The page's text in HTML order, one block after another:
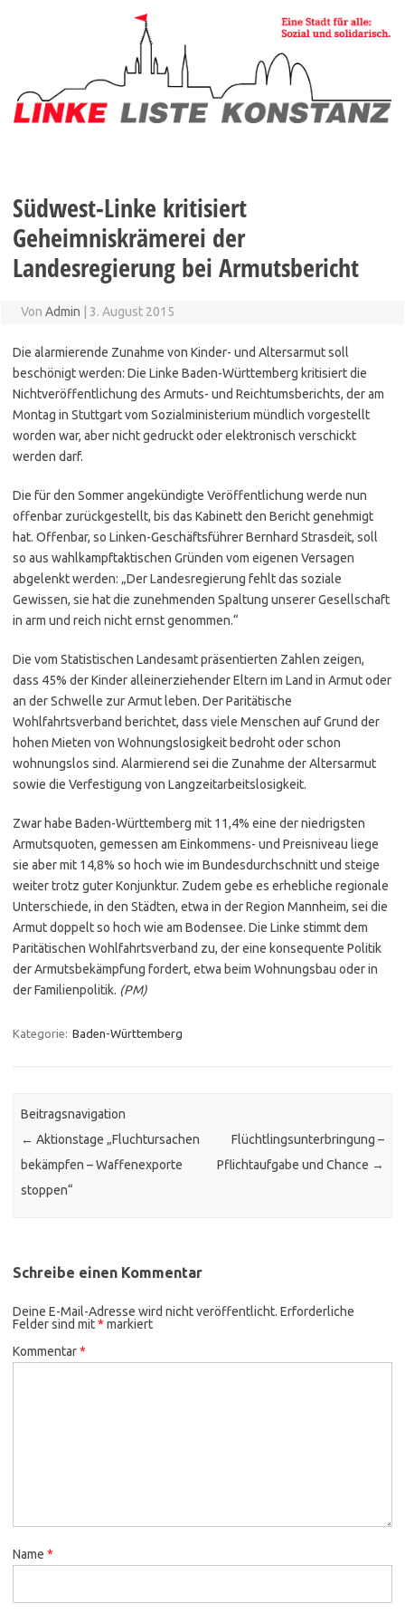
Südwest-Linke kritisiert
Geheimniskrämerei der
Landesregierung bei Armutsbericht
Von Admin 3. August 2015
Die alarmierende Zunahme von Kinder- und Altersarmut soll
beschönigt werden: Die Linke Baden-Württemberg kritisiert die
Nichtveröffentlichung des Armuts- und Reichtumsberichts, der am
Montag in Stuttgart vom Sozialministerium mündlich vorgestellt
worden war, aber nicht gedruckt oder elektronisch verschickt
werden darf.
Die für den Sommer angekündigte Veröffentlichung werde nun
offenbar zurückgestellt, bis das Kabinett den Bericht genehmigt
hat. Offenbar, so Linken-Geschäftsführer Bernhard Strasdeit, soll
so aus wahlkampftaktischen Gründen vom eigenen Versagen
abgelenkt werden: „Der Landesregierung fehlt das soziale
Gewissen, sie hat die zunehmenden Spaltung unserer Gesellschaft
in arm und reich nicht ernst genommen.“
Die vom Statistischen Landesamt präsentierten Zahlen zeigen,
dass 45% der Kinder alleinerziehender Eltern im Land in Armut oder
an der Schwelle zur Armut leben. Der Paritätische
Wohlfahrtsverband berichtet, dass viele Menschen auf Grund der
hohen Mieten von Wohnungslosigkeit bedroht oder schon
wohnungslos sind. Alarmierend sei die Zunahme der Altersarmut
sowie die Verfestigung von Langzeitarbeitslosigkeit.
Zwar habe Baden-Württemberg mit 11,4% eine der niedrigsten
Armutsquoten, gemessen am Einkommens- und Preisniveau liege
sie aber mit 14,8% so hoch wie im Bundesdurchschnitt und steige
weiter trotz guter Konjunktur. Zudem gebe es erhebliche regionale
Unterschiede, in den Städten, etwa in der Region Mannheim, sei die
Armut doppelt so hoch wie am Bodensee. Die Linke stimmt dem
Paritätischen Wohlfahrtsverband zu, der eine konsequente Politik
der Armutsbekämpfung fordert, etwa beim Wohnungsbau oder in
der Familienpolitik. (PM)
Kategorie: Baden-Württemberg
Beitragsnavigation
← Aktionstage „Fluchtursachen
bekämpfen – Waffenexporte
stoppen“
Flüchtlingsunterbringung –
Pflichtaufgabe und Chance →
Schreibe einen Kommentar
Deine E-Mail-Adresse wird nicht veröffentlicht. Erforderliche
Felder sind mit* markiert
Kommentar*
Name *